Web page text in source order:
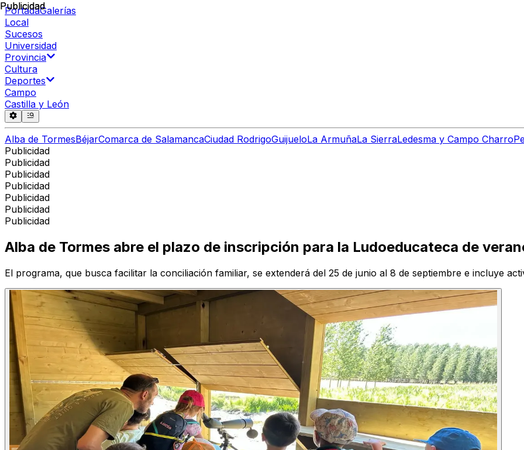
PortadaGalerías
Local
Sucesos
Universidad
Provincia
Cultura
Deportes
Campo
Castilla y León
Alba de TormesBéjarComarca de SalamancaCiudad RodrigoGuijueloLa ArmuñaLa SierraLedesma y Campo Charro
Publicidad
Publicidad
Publicidad
Publicidad
Publicidad
Publicidad
Publicidad
Publicidad
Alba de Tormes abre el plazo de inscripción para la Ludoeducateca de
El programa, que busca facilitar la conciliación familiar, se extenderá del 25 de junio al 8 de septiembre e incluye
Publicidad